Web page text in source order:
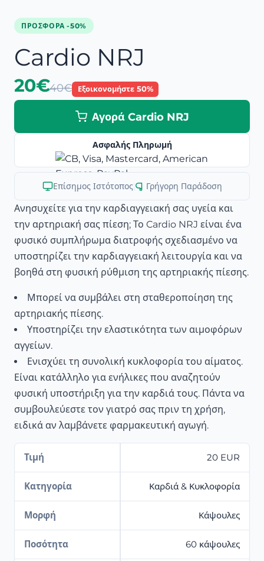
ΠΡΟΣΦΟΡΆ -50%
Cardio NRJ
20€40€ Εξοικονομήστε 50%
Αγορά Cardio NRJ
Ασφαλής Πληρωμή
Επίσημος Ιστότοπος| Γρήγορη Παράδοση
Ανησυχείτε για την καρδιαγγειακή σας υγεία και
την αρτηριακή σας πίεση; Το Cardio NRJ είναι ένα
φυσικό συμπλήρωμα διατροφής σχεδιασμένο να
υποστηρίζει την καρδιαγγειακή λειτουργία και να
βοηθά στη φυσική ρύθμιση της αρτηριακής πίεσης.
Μπορεί να συμβάλει στη σταθεροποίηση της
αρτηριακής πίεσης.
Υποστηρίζει την ελαστικότητα των αιμοφόρων
αγγείων.
Ενισχύει τη συνολική κυκλοφορία του αίματος.
Είναι κατάλληλο για ενήλικες που αναζητούν
φυσική υποστήριξη για την καρδιά τους. Πάντα να
συμβουλεύεστε τον γιατρό σας πριν τη χρήση,
ειδικά αν λαμβάνετε φαρμακευτική αγωγή.
Τιμή 20 EUR
Κατηγορία Καρδιά & Κυκλοφορία
Μορφή Κάψουλες
Ποσότητα 60 κάψουλες